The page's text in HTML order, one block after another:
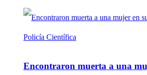
Encontraron muerta a una